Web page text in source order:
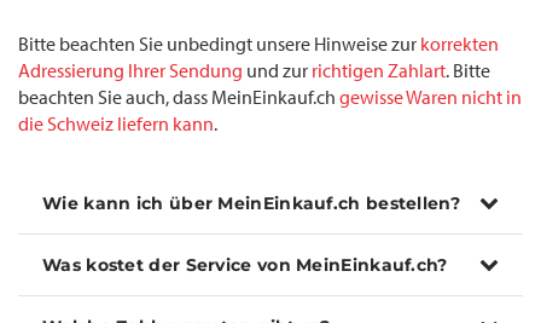
Bitte beachten Sie unbedingt unsere Hinweise zur korrekten
Adressierung Ihrer Sendung und zur richtigen Zahlart. Bitte
beachten Sie auch, dass MeinEinkauf.ch gewisse Waren nicht in
die Schweiz liefern kann.
Wie kann ich über MeinEinkauf.ch bestellen?
Was kostet der Service von MeinEinkauf.ch?